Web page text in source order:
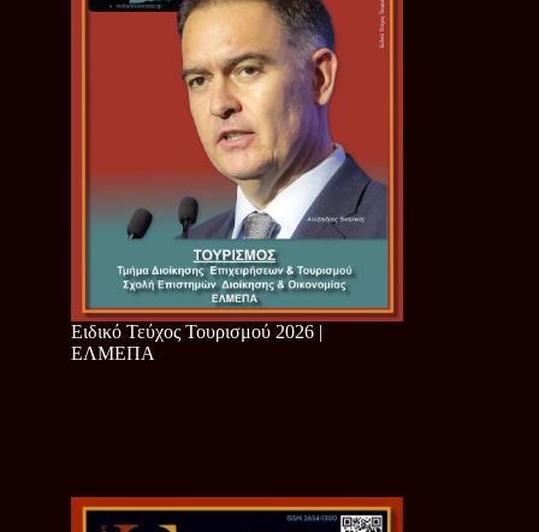
Ειδικό Τεύχος Τουρισμού 2026 |
ΕΛΜΕΠΑ